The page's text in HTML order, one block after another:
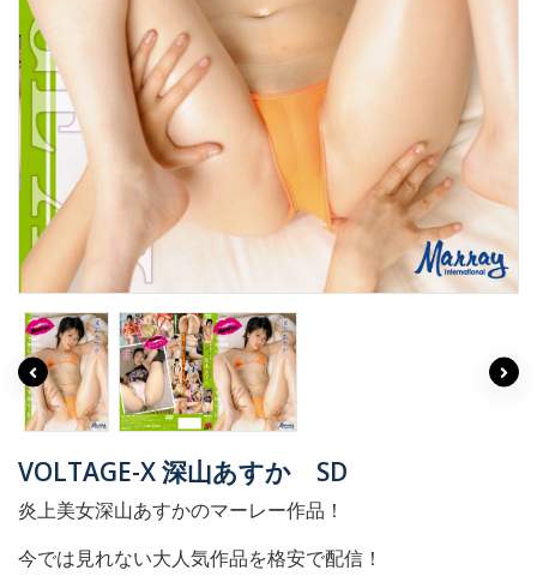
VOLTAGE-X 深山あすか SD
炎上美女深山あすかのマーレー作品！
今では見れない大人気作品を格安で配信！